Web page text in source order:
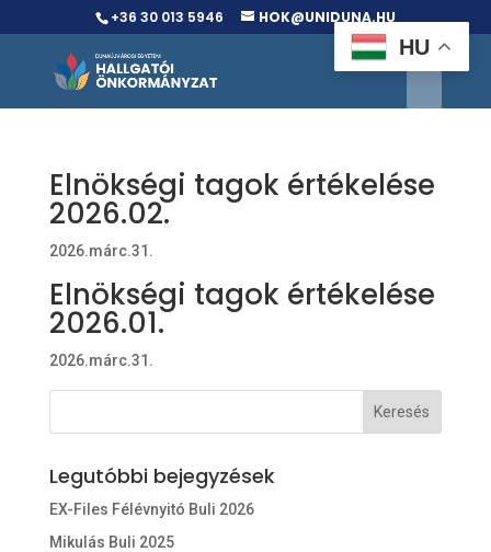
+36 30 013 5946 HOK@UNIDUNA.HU
Elnökségi tagok értékelése
2026.02.
2026.márc.31.
Elnökségi tagok értékelése
2026.01.
2026.márc.31.
Legutóbbi bejegyzések
EX-Files Félévnyitó Buli 2026
Mikulás Buli 2025
HU